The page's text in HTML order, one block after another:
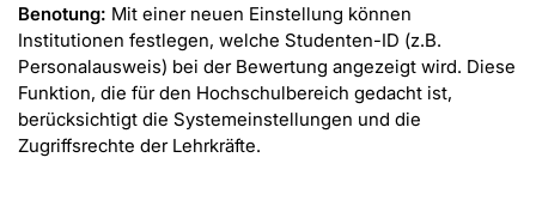
Benotung: Mit einer neuen Einstellung können
Institutionen festlegen, welche Studenten-ID (z.B.
Personalausweis) bei der Bewertung angezeigt wird. Diese
Funktion, die für den Hochschulbereich gedacht ist,
berücksichtigt die Systemeinstellungen und die
Zugriffsrechte der Lehrkräfte.